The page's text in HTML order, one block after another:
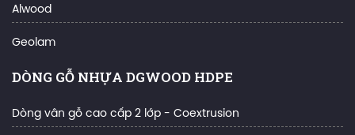
Alwood
Geolam
DÒNG GỖ NHỰA DGWOOD HDPE
Dòng vân gỗ cao cấp 2 lớp - Coextrusion